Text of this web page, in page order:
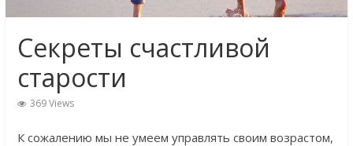
Секреты счастливой
старости
369 Views
К сожалению мы не умеем управлять своим возрастом,